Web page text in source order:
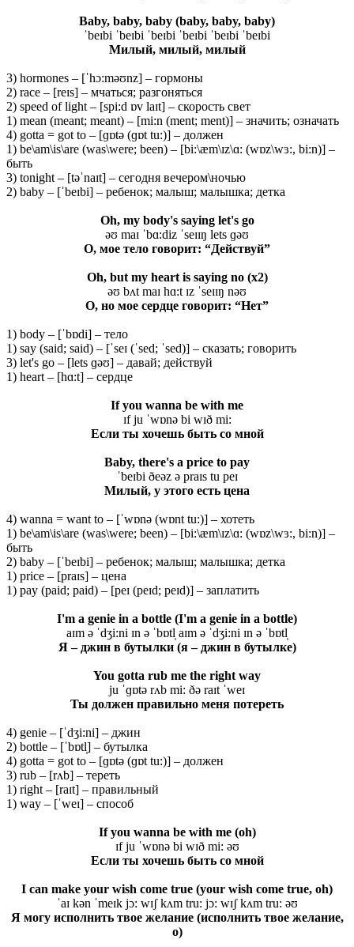
Baby, baby, baby (baby, baby, baby)
ˈbeɪbi ˈbeɪbi ˈbeɪbi ˈbeɪbi ˈbeɪbi ˈbeɪbi
Милый, милый, милый
3) hormones – [ˈhɔ:məʊnz] – гормоны
2) race – [reɪs] – мчаться; разгоняться
2) speed of light – [spi:d ɒv laɪt] – скорость свет
1) mean (meant; meant) – [mi:n (ment; ment)] – значить; означать
4) gotta = got to – [ɡɒtə (ɡɒt tu:)] – должен
1) be\am\is\are (was\were; been) – [bi:\æm\ɪz\ɑ: (wɒz\wɜ:, bi:n)] –
быть
3) tonight – [təˈnaɪt] – сегодня вечером\ночью
2) baby – [ˈbeɪbi] – ребенок; малыш; малышка; детка
Oh, my body's saying let's go
əʊ maɪ ˈbɑ:diz ˈseɪɪŋ lets ɡəʊ
О, мое тело говорит: “Действуй”
Oh, but my heart is saying no (x2)
əʊ bʌt maɪ hɑ:t ɪz ˈseɪɪŋ nəʊ
О, но мое сердце говорит: “Нет”
1) body – [ˈbɒdi] – тело
1) say (said; said) – [ˈseɪ (ˈsed; ˈsed)] – сказать; говорить
3) let's go – [lets ɡəʊ] – давай; действуй
1) heart – [hɑ:t] – сердце
If you wanna be with me
ɪf ju ˈwɒnə bi wɪð mi:
Если ты хочешь быть со мной
Baby, there's a price to pay
ˈbeɪbi ðeəz ə praɪs tu peɪ
Милый, у этого есть цена
4) wanna = want to – [ˈwɒnə (wɒnt tu:)] – хотеть
1) be\am\is\are (was\were; been) – [bi:\æm\ɪz\ɑ: (wɒz\wɜ:, bi:n)] –
быть
2) baby – [ˈbeɪbi] – ребенок; малыш; малышка; детка
1) price – [praɪs] – цена
1) pay (paid; paid) – [peɪ (peɪd; peɪd)] – заплатить
I'm a genie in a bottle (I'm a genie in a bottle)
aɪm ə ˈdʒi:ni ɪn ə ˈbɒtl̩ aɪm ə ˈdʒi:ni ɪn ə ˈbɒtl̩
Я – джин в бутылки (я – джин в бутылке)
You gotta rub me the right way
ju ˈɡɒtə rʌb mi: ðə raɪt ˈweɪ
Ты должен правильно меня потереть
4) genie – [ˈdʒi:ni] – джин
2) bottle – [ˈbɒtl̩] – бутылка
4) gotta = got to – [ɡɒtə (ɡɒt tu:)] – должен
3) rub – [rʌb] – тереть
1) right – [raɪt] – правильный
1) way – [ˈweɪ] – способ
If you wanna be with me (oh)
ɪf ju ˈwɒnə bi wɪð mi: əʊ
Если ты хочешь быть со мной
I can make your wish come true (your wish come true, oh)
ˈaɪ kən ˈmeɪk jɔ: wɪʃ kʌm tru: jɔ: wɪʃ kʌm tru: əʊ
Я могу исполнить твое желание (исполнить твое желание,
о)